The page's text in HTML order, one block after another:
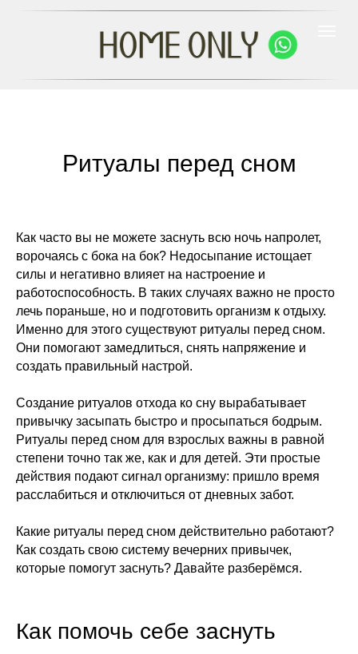
Ритуалы перед сном
Как часто вы не можете заснуть всю ночь напролет,
ворочаясь с бока на бок? Недосыпание истощает
силы и негативно влияет на настроение и
работоспособность. В таких случаях важно не просто
лечь пораньше, но и подготовить организм к отдыху.
Именно для этого существуют ритуалы перед сном.
Они помогают замедлиться, снять напряжение и
создать правильный настрой.
Создание ритуалов отхода ко сну вырабатывает
привычку засыпать быстро и просыпаться бодрым.
Ритуалы перед сном для взрослых важны в равной
степени точно так же, как и для детей. Эти простые
действия подают сигнал организму: пришло время
расслабиться и отключиться от дневных забот.
Какие ритуалы перед сном действительно работают?
Как создать свою систему вечерних привычек,
которые помогут заснуть? Давайте разберёмся.
Как помочь себе заснуть